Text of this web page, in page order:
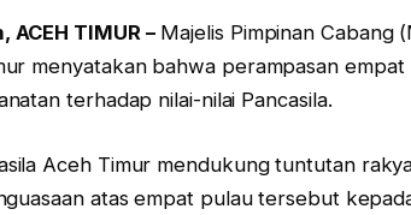
TIMUR –Majelis Pimpinan Cabang
menyatakan bahwa perampasan
terhadap nilai-nilai Pancasila.
Aceh Timur mendukung tuntutan
atas empat pulau tersebut